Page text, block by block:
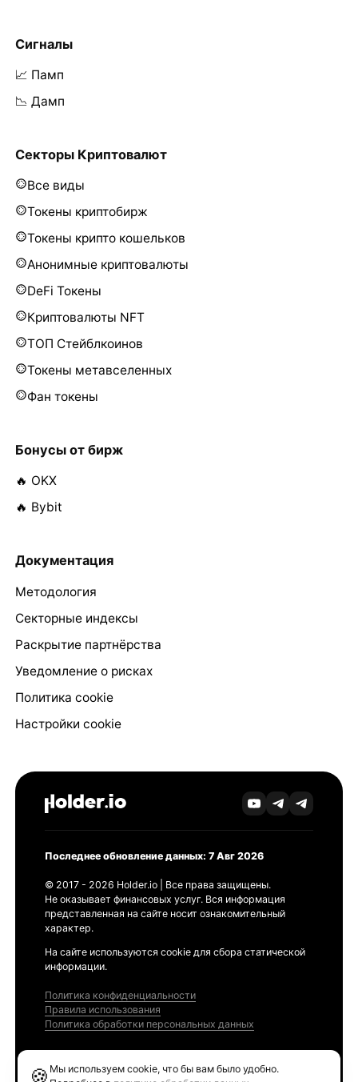
Сигналы
📈 Памп
📉 Дамп
Секторы Криптовалют
Все виды
Токены криптобирж
Токены крипто кошельков
Анонимные криптовалюты
DeFi Токены
Криптовалюты NFT
ТОП Стейблкоинов
Токены метавселенных
Фан токены
Бонусы от бирж
🔥 OKX
🔥 Bybit
Документация
Методология
Секторные индексы
Раскрытие партнёрства
Уведомление о рисках
Политика cookie
Настройки cookie
Последнее обновление данных: 7 Авг 2026
© 2017 - 2026 Holder.io | Все права защищены.
Не оказывает финансовых услуг. Вся информация
представленная на сайте носит ознакомительный
характер.
На сайте используются cookie для сбора статической
информации.
Политика конфиденциальности
Правила использования
Политика обработки персональных данных
🍪 Мы используем cookie, что бы вам было удобно.